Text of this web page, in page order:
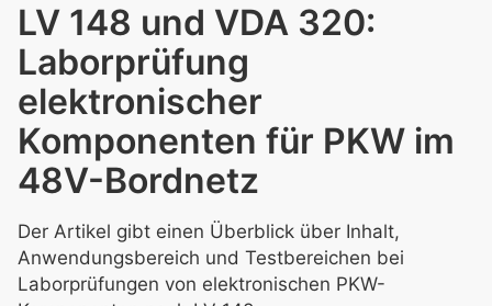
LV 148 und VDA 320:
Laborprüfung
elektronischer
Komponenten für PKW im
48V-Bordnetz
Der Artikel gibt einen Überblick über Inhalt,
Anwendungsbereich und Testbereichen bei
Laborprüfungen von elektronischen PKW-